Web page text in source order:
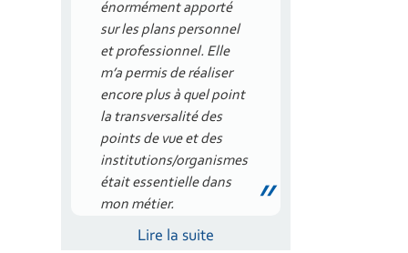
énormément apporté
sur les plans personnel
et professionnel. Elle
m’a permis de réaliser
encore plus à quel point
la transversalité des
points de vue et des
institutions/organismes
était essentielle dans
mon métier.
Lire la suite